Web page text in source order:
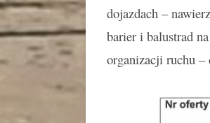
dojazdach –
barier i balustrad
organizacji ruchu –